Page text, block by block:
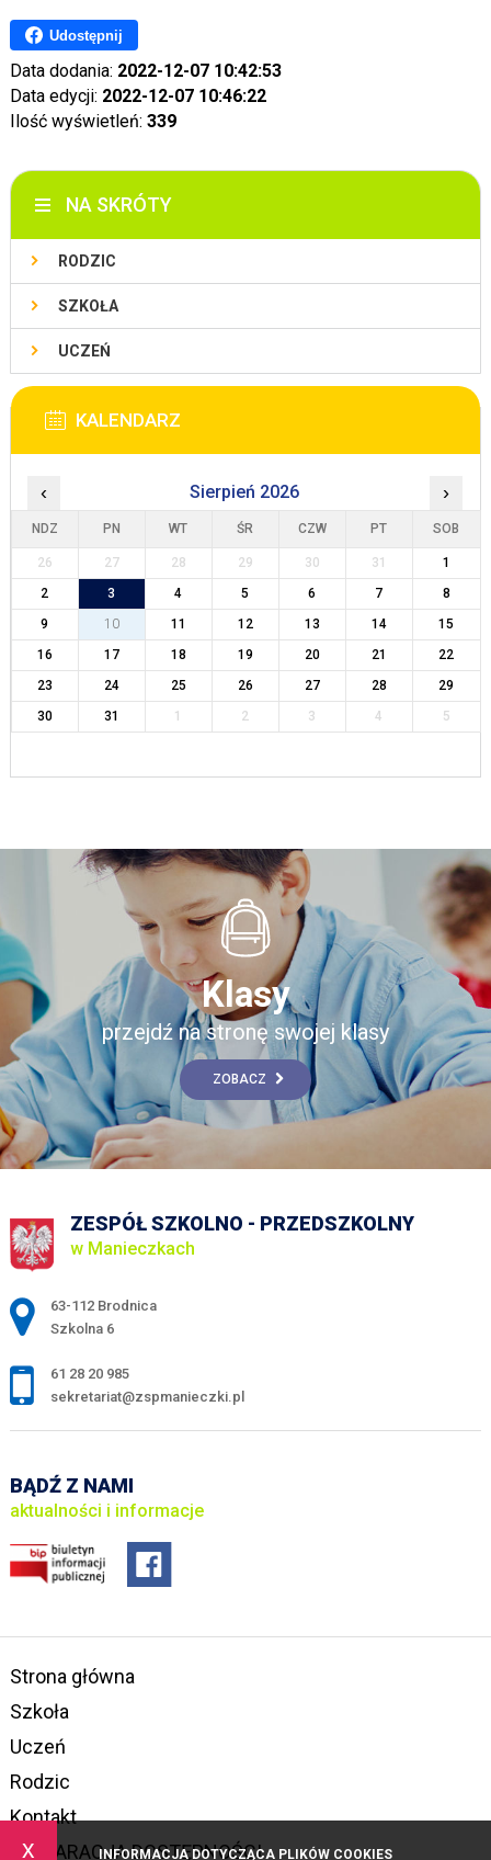
x INFORMACJA DOTYCZĄCA PLIKÓW COOKIES
Udostępnij
Data dodania: 2022-12-07 10:42:53
Data edycji: 2022-12-07 10:46:22
Ilość wyświetleń: 339
NA SKRÓTY
RODZIC
SZKOŁA
UCZEŃ
KALENDARZ
‹ Sierpień 2026 ›
NDZ PN WT ŚR CZW PT SOB
26 27 28 29 30 31
1
2
3 4 5 6 7
8
9
10 11 12 13 14
15
16
17 18 19 20 21
22
23
24 25 26 27 28
29
30
31 1 2 3 4 5
Klasy
przejdź na stronę swojej klasy
ZOBACZ
ZESPÓŁ SZKOLNO - PRZEDSZKOLNY
w Manieczkach
Adres pocztowy:
63-112 Brodnica
Szkolna 6
61 28 20 985
sekretariat@zspmanieczki.pl
BĄDŹ Z NAMI
aktualności i informacje
Strona główna
Szkoła
Uczeń
Rodzic
Kontakt
DEKLARACJA DOSTĘPNOŚCI